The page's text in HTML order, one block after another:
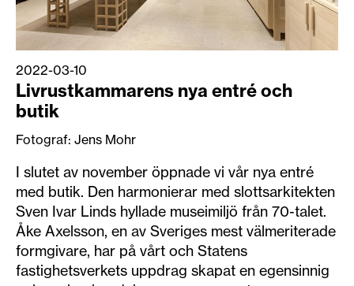
2022-03-10
Livrustkammarens nya entré och
butik
Fotograf: Jens Mohr
I slutet av november öppnade vi vår nya entré
med butik. Den harmonierar med slottsarkitekten
Sven Ivar Linds hyllade museimiljö från 70-talet.
Åke Axelsson, en av Sveriges mest välmeriterade
formgivare, har på vårt och Statens
fastighetsverkets uppdrag skapat en egensinnig